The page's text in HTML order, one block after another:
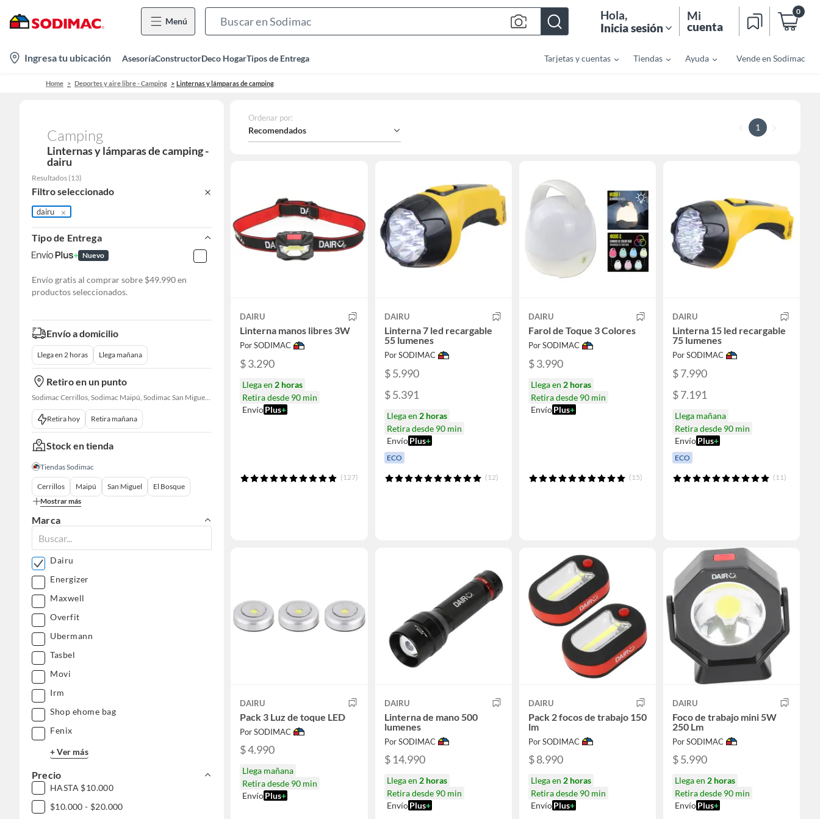
Menú
Bar
Hola,
Inicia sesión
Mi
cuenta
0
location-
icon
Ingresa tu ubicación AsesoríaConstructorDeco HogarTipos de Entrega Tarjetas y cuentas Tiendas Ayuda Vende en Sodimac
Home Deportes y aire libre - Camping Linternas y lámparas de camping
Camping
Linternas y lámparas de camping -
dairu
Resultados (13)
Filtro seleccionado
dairu
Tipo de Entrega
Nuevo
Envío gratis al comprar sobre $49.990 en
productos seleccionados.
Envío a domicilio
Llega en 2 horas Llega mañana
Retiro en un punto
Sodimac Cerrillos, Sodimac Maipú, Sodimac San Miguel, Sodimac El Bosque, Sodimac San Bernardo, Constructor Cantagallo, Sodimac Talagante, Sodimac San Fernando
Retira hoy Retira mañana
Stock en tienda
Tiendas Sodimac
Cerrillos Maipú San Miguel
El Bosque
Mostrar más
Marca
Dairu
Energizer
Maxwell
Overfit
Ubermann
Tasbel
Movi
Irm
Shop ehome bag
Fenix
+ Ver más
Precio
HASTA $10.000
$10.000 - $20.000
Ordenar por:
Recomendados 1
DAIRU
Linterna manos libres 3W
Por SODIMAC
$ 3.290
Llega en 2 horas
Retira desde 90 min
EnvíoPlus+
(127)
DAIRU
Linterna 7 led recargable
55 lumenes
Por SODIMAC
$ 5.990
$ 5.391
Llega en 2 horas
Retira desde 90 min
Envío Plus+
ECO
(12)
DAIRU
Farol de Toque 3 Colores
Por SODIMAC
$ 3.990
Llega en 2 horas
Retira desde 90 min
EnvíoPlus+
(15)
DAIRU
Linterna 15 led recargable
75 lumenes
Por SODIMAC
$ 7.990
$ 7.191
Llega mañana
Retira desde 90 min
EnvíoPlus+
ECO
(11)
DAIRU
Pack 3 Luz de toque LED
Por SODIMAC
$ 4.990
Llega mañana
Retira desde 90 min
EnvíoPlus+
DAIRU
Linterna de mano 500
lumenes
Por SODIMAC
$ 14.990
Llega en 2 horas
Retira desde 90 min
Envío Plus+
DAIRU
Pack 2 focos de trabajo 150
lm
Por SODIMAC
$ 8.990
Llega en 2 horas
Retira desde 90 min
EnvíoPlus+
DAIRU
Foco de trabajo mini 5W
250 Lm
Por SODIMAC
$ 5.990
Llega en 2 horas
Retira desde 90 min
EnvíoPlus+